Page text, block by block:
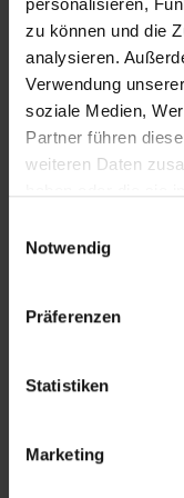
personalisieren,
zu können und die
analysieren.
Verwendung
soziale Medien,
Partner führen
weiteren Daten
Notwendig
Präferenzen
Statistiken
Marketing
Referenzen